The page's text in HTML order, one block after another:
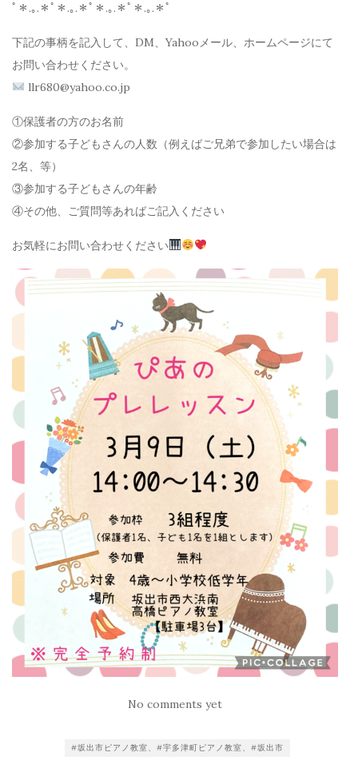
ﾟ＊.｡.＊ﾟ＊.｡.＊ﾟ＊.｡.＊ﾟ＊.｡.＊ﾟ
下記の事柄を記入して、DM、Yahooメール、ホームページにて
お問い合わせください。
llr680@yahoo.co.jp
①保護者の方のお名前
②参加する子どもさんの人数（例えばご兄弟で参加したい場合は
2名、等）
③参加する子どもさんの年齢
④その他、ご質問等あればご記入ください
お気軽にお問い合わせください
No comments yet
#坂出市ピアノ教室、#宇多津町ピアノ教室、#坂出市